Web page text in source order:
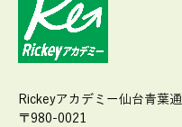
Rickeyアカデミー仙台青葉通
〒980-0021